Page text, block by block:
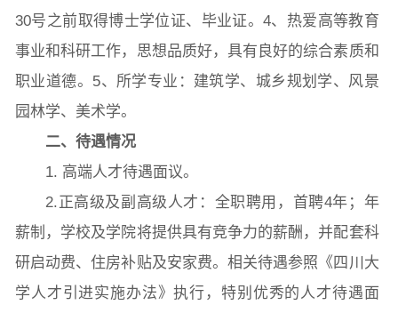
30号之前取得博士学位证、毕业证。4、热爱高等教育
事业和科研工作，思想品质好，具有良好的综合素质和
职业道德。5、所学专业：建筑学、城乡规划学、风景
园林学、美术学。
二、待遇情况
1. 高端人才待遇面议。
2.正高级及副高级人才：全职聘用，首聘4年；年
薪制，学校及学院将提供具有竞争力的薪酬，并配套科
研启动费、住房补贴及安家费。相关待遇参照《四川大
学人才引进实施办法》执行，特别优秀的人才待遇面